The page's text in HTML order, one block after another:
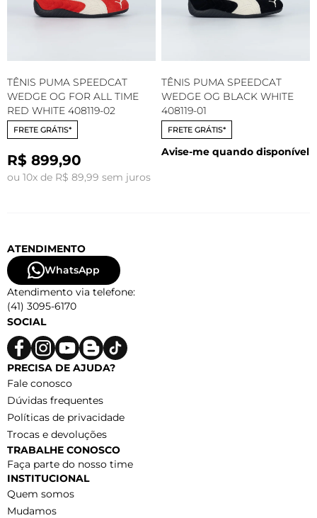
TÊNIS PUMA SPEEDCAT
WEDGE OG FOR ALL TIME
RED WHITE 408119-02
FRETE GRÁTIS*
R$ 899,90
ou 10x de R$ 89,99 sem juros
TÊNIS PUMA SPEEDCAT
WEDGE OG BLACK WHITE
408119-01
FRETE GRÁTIS*
Avise-me quando disponível
ATENDIMENTO
WhatsApp
Atendimento via telefone:
(41) 3095-6170
SOCIAL
PRECISA DE AJUDA?
Fale conosco
Dúvidas frequentes
Políticas de privacidade
Trocas e devoluções
TRABALHE CONOSCO
Faça parte do nosso time
INSTITUCIONAL
Quem somos
Mudamos